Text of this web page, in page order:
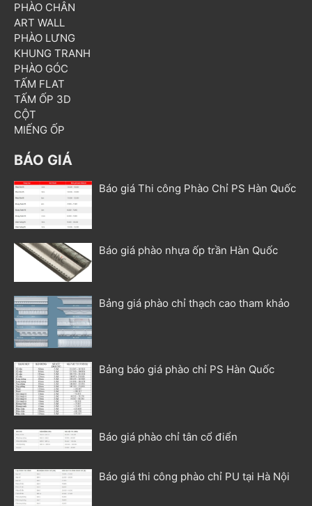
PHÀO CHÂN
ART WALL
PHÀO LƯNG
KHUNG TRANH
PHÀO GÓC
TẤM FLAT
TẤM ỐP 3D
CỘT
MIẾNG ỐP
BÁO GIÁ
Báo giá Thi công Phào Chỉ PS Hàn Quốc
Báo giá phào nhựa ốp trần Hàn Quốc
Bảng giá phào chỉ thạch cao tham khảo
Bảng báo giá phào chỉ PS Hàn Quốc
Báo giá phào chỉ tân cổ điển
Báo giá thi công phào chỉ PU tại Hà Nội